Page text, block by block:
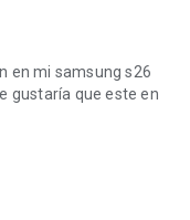
en mi samsung s26
gustaría que este en